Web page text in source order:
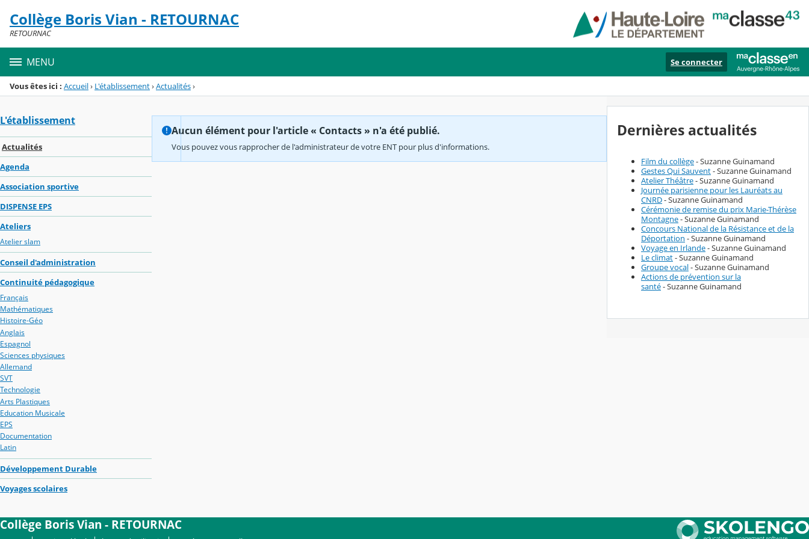
Menu de la rubrique
Contenu
Collège Boris Vian - RETOURNAC
RETOURNAC
MENU Se connecter
Vous êtes ici : Accueil› L'établissement›Actualités›
L'établissement
Actualités
Agenda
Association sportive
DISPENSE EPS
Ateliers
Atelier slam
Conseil d'administration
Continuité pédagogique
Français
Mathématiques
Histoire-Géo
Anglais
Espagnol
Sciences physiques
Allemand
SVT
Technologie
Arts Plastiques
Education Musicale
EPS
Documentation
Latin
Développement Durable
Voyages scolaires
Aucun élément pour l'article « Contacts » n'a été publié.
Vous pouvez vous rapprocher de l'administrateur de votre ENT pour plus d'informations.
Dernières actualités
Film du collège- Suzanne Guinamand
Gestes Qui Sauvent- Suzanne Guinamand
Atelier Théâtre- Suzanne Guinamand
Journée parisienne pour les Lauréats au
CNRD- Suzanne Guinamand
Cérémonie de remise du prix Marie-Thérèse
Montagne- Suzanne Guinamand
Concours National de la Résistance et de la
Déportation - Suzanne Guinamand
Voyage en Irlande- Suzanne Guinamand
Le climat- Suzanne Guinamand
Groupe vocal- Suzanne Guinamand
Actions de prévention sur la
santé- Suzanne Guinamand
Collège Boris Vian - RETOURNAC